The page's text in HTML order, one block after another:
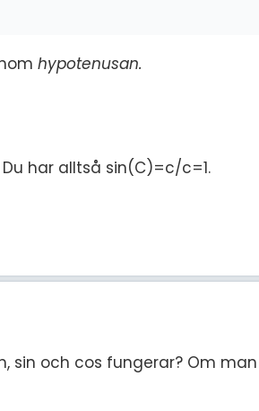
hypotenusan.
har alltså sin(C)=c/c=1.
sin och cos fungerar? Om